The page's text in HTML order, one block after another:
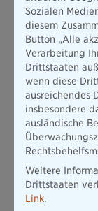
Sozialen
diesem
Button „Alle
Verarbeitung
Drittstaaten
wenn diese
ausreichendes
insbesondere
ausländische
Weitere
Drittstaaten
Link.